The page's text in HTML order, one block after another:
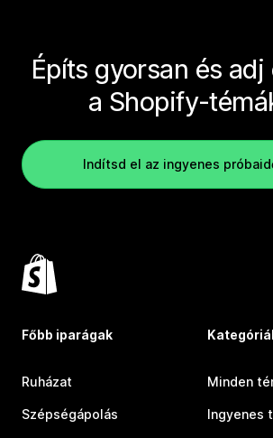
Építs gyorsan és
a Shopify-
Indítsd el az ingyenes
Főbb iparágak
Ruházat
Szépségápolás
Minden
Ingyenes